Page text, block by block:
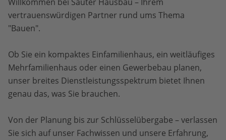
vertrauenswürdigen Partner rund ums Thema
"Bauen".
Ob Sie ein kompaktes Einfamilienhaus, ein weitläufiges
Mehrfamilienhaus oder einen Gewerbebau planen,
unser breites Dienstleistungsspektrum bietet Ihnen
genau das, was Sie brauchen.
Von der Planung bis zur Schlüsselübergabe – verlassen
Sie sich auf unser Fachwissen und unsere Erfahrung,